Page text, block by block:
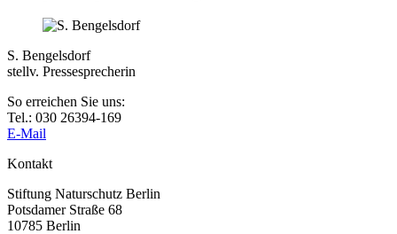
S. Bengelsdorf
stellv. Pressesprecherin
So erreichen Sie uns:
Tel.: 030 26394-169
E-Mail
Kontakt
Stiftung Naturschutz Berlin
Potsdamer Straße 68
10785 Berlin